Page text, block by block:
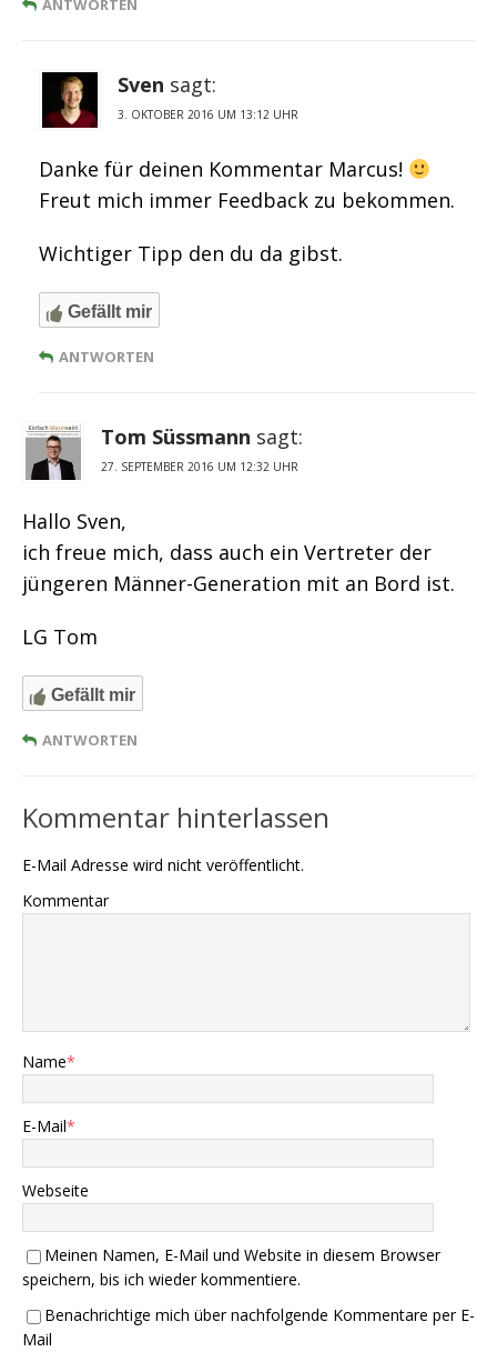
ANTWORTEN
Sven sagt:
3. OKTOBER 2016 UM 13:12 UHR
Danke für deinen Kommentar Marcus!
Freut mich immer Feedback zu bekommen.
Wichtiger Tipp den du da gibst.
Gefällt mir
ANTWORTEN
Tom Süssmann sagt:
27. SEPTEMBER 2016 UM 12:32 UHR
Hallo Sven,
ich freue mich, dass auch ein Vertreter der
jüngeren Männer-Generation mit an Bord ist.
LG Tom
Gefällt mir
ANTWORTEN
Kommentar hinterlassen
E-Mail Adresse wird nicht veröffentlicht.
Kommentar
Name*
E-Mail*
Webseite
Meinen Namen, E-Mail und Website in diesem Browser
speichern, bis ich wieder kommentiere.
Benachrichtige mich über nachfolgende Kommentare per E-
Mail